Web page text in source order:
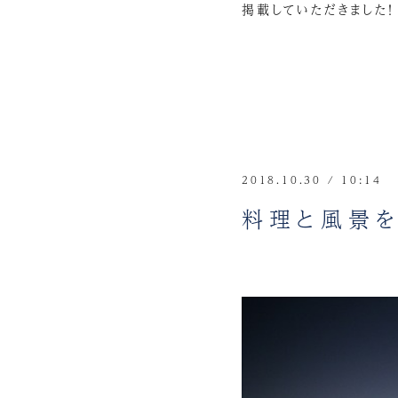
掲載していただきました！
2018.10.30 / 10:14
料理と風景